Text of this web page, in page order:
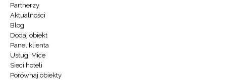
Partnerzy
Aktualności
Blog
Dodaj obiekt
Panel klienta
Usługi Mice
Sieci hoteli
Porównaj obiekty